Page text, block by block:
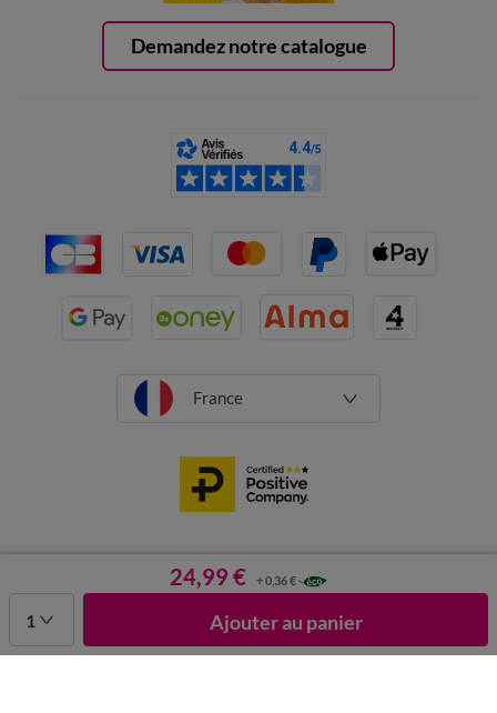
24,99 € + 0,36 €
1 Ajouter au panier
Demandez notre catalogue
France
Mentions légales Données personnelles